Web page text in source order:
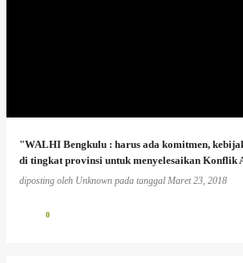
"WALHI Bengkulu : harus ada komitmen,
di tingkat provinsi untuk menyelesaikan Konflik
diposting oleh Unknown pada tanggal Maret 23, 2018
0